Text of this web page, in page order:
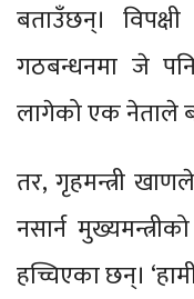
बताउँछन्।
गठबन्धनमा जे
लागेको एक नेताले
तर, गृहमन्त्री
नसार्न
हच्चिएका छन्।